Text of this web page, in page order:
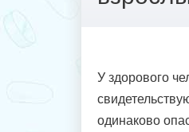
У здорового
одинаково